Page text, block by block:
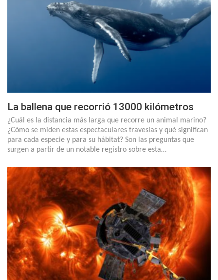
La ballena que recorrió 13000 kilómetros
¿Cuál es la distancia más larga que recorre un animal marino?
¿Cómo se miden estas espectaculares travesías y qué significan
para cada especie y para su hábitat? Son las preguntas que
surgen a partir de un notable registro sobre esta…